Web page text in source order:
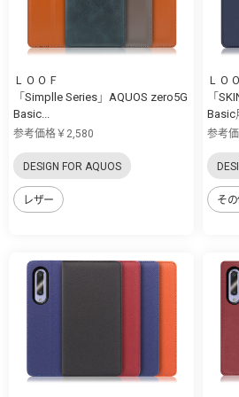
ＬＯＯＦ
「Simplle Series」AQUOS zero5G
Basic...
参考価格￥2,580
DESIGN FOR AQUOS
レザー
ＬＯ
「
Basic
参考
その